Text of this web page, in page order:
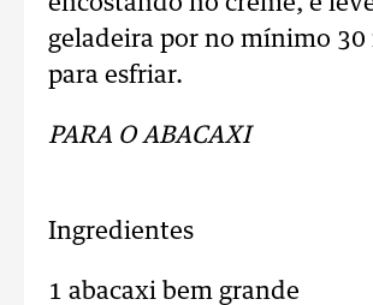
geladeira por no mínimo
para esfriar.
PARA O ABACAXI
Ingredientes
1 abacaxi bem grande